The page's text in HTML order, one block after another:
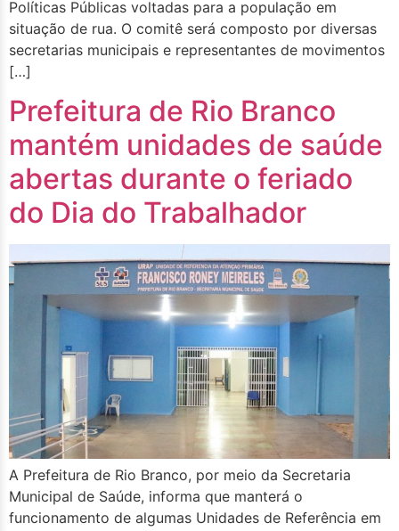
Políticas Públicas voltadas para a população em
situação de rua. O comitê será composto por diversas
secretarias municipais e representantes de movimentos
[…]
Prefeitura de Rio Branco
mantém unidades de saúde
abertas durante o feriado
do Dia do Trabalhador
A Prefeitura de Rio Branco, por meio da Secretaria
Municipal de Saúde, informa que manterá o
funcionamento de algumas Unidades de Referência em